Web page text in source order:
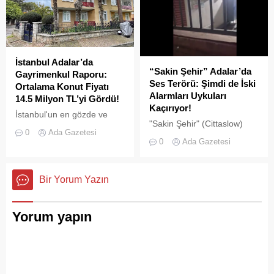
gerçekleştirildi.
İstanbul Adalar’da
Gayrimenkul Raporu:
Ortalama Konut Fiyatı
14.5 Milyon TL’yi Gördü!
İstanbul'un en gözde ve
olan Adalar ilçesinde,
0 Ada Gazetesi
“Sakin Şehir” Adalar’da
Ses Terörü: Şimdi de İski
Alarmları Uykuları
Kaçırıyor!
"Sakin Şehir" (Cittaslow)
Adalar'da gürültü kirliliği
0 Ada Gazetesi
Bir Yorum Yazın
Yorum yapın